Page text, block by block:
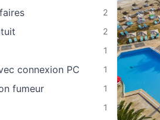
2
2
1
connexion PC 1
fumeur 1
1